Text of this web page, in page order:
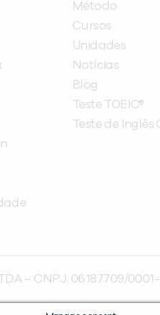
Método
Cursos
Unidades
Notícias
Blog
Teste TOEIC®
Teste de Inglês
– CNPJ: 06.187.709/